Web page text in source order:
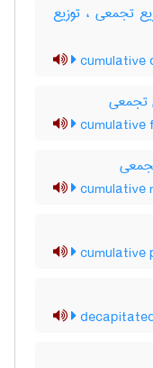
تجمعی ، توزیع
cumulative
تجمعی
cumulative
cumulative